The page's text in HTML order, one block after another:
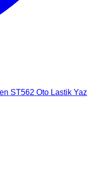
ST562 Oto Lastik Yaz